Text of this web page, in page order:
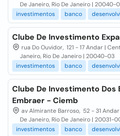
De Janeiro, Rio De Janeiro | 20040-
investimentos
banco
Clube De Investimento
rua Do Ouvidor, 121 - 17 Andar |
Janeiro, Rio De Janeiro | 20040-03
investimentos
banco
Clube De Investimento Dos
Embraer - Ciemb
av Almirante Barroso, 52 - 31
De Janeiro, Rio De Janeiro | 20031-
investimentos
banco